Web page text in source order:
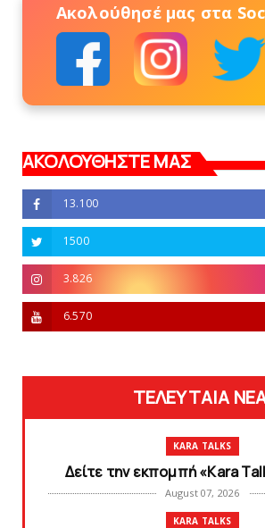
Ακολούθησέ μας στα
ΑΚΟΛΟΥΘΗΣΤΕ ΜΑΣ
13.100
1500
3.826
6.570
ΤΕΛΕΥΤΑΙΑ
KARA TALKS
Δείτε την εκπομπή «Kara
August 07, 2026
KARA TALKS